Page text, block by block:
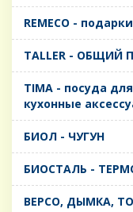
REMECO -
TALLER - ОБЩИЙ
TIMA - посуда
кухонные
БИОЛ - ЧУГУН
БИОСТАЛЬ -
ВЕРСО, ДЫМКА,